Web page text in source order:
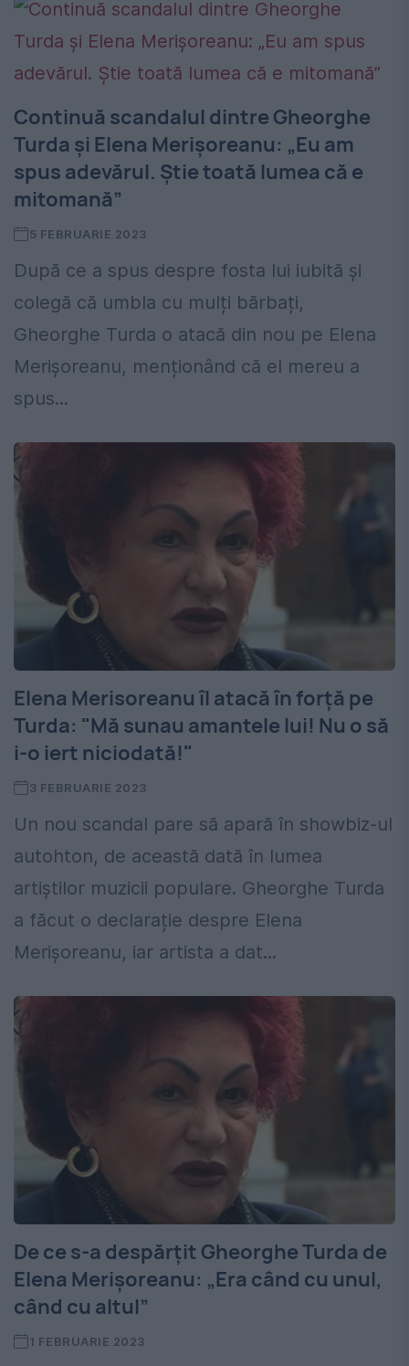
Continuă scandalul dintre Gheorghe
Turda și Elena Merișoreanu: „Eu am
spus adevărul. Știe toată lumea că e
mitomană”
5 FEBRUARIE 2023
După ce a spus despre fosta lui iubită și
colegă că umbla cu mulți bărbați,
Gheorghe Turda o atacă din nou pe Elena
Merișoreanu, menționând că el mereu a
spus...
Elena Merisoreanu îl atacă în forță pe
Turda: "Mă sunau amantele lui! Nu o să
i-o iert niciodată!"
3 FEBRUARIE 2023
Un nou scandal pare să apară în showbiz-ul
autohton, de această dată în lumea
artiștilor muzicii populare. Gheorghe Turda
a făcut o declarație despre Elena
Merișoreanu, iar artista a dat...
De ce s-a despărțit Gheorghe Turda de
Elena Merișoreanu: „Era când cu unul,
când cu altul”
1 FEBRUARIE 2023